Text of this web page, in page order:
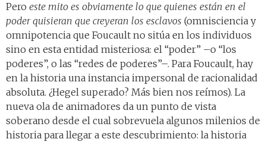
Pero este mito es obviamente lo que quienes están en el
poder quisieran que creyeran los esclavos (omnisciencia y
omnipotencia que Foucault no sitúa en los individuos
sino en esta entidad misteriosa: el “poder” –o “los
poderes”, o las “redes de poderes”–. Para Foucault, hay
en la historia una instancia impersonal de racionalidad
absoluta. ¿Hegel superado? Más bien nos reímos). La
nueva ola de animadores da un punto de vista
soberano desde el cual sobrevuela algunos milenios de
historia para llegar a este descubrimiento: la historia